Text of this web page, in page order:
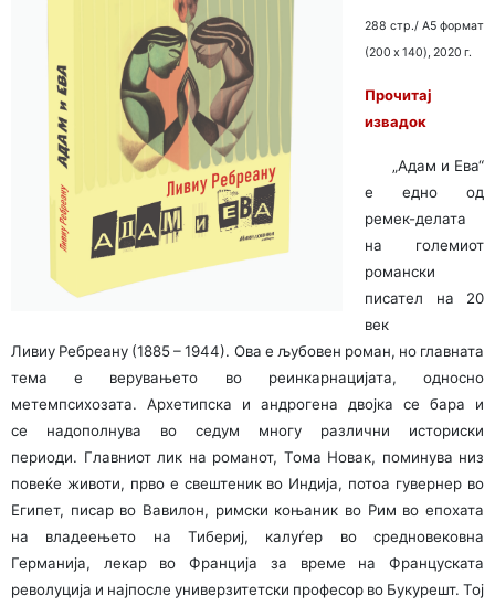
288 стр./ A5 формат
(200 x 140), 2020 г.
Прочитај
извадок
„Адам и Ева“
е едно од
ремек-делата
на големиот
романски
писател на 20
век
Ливиу Ребреану (1885 – 1944). Ова е љубовен роман, но главната
тема е верувањето во реинкарнацијата, односно
метемпсихозата. Архетипска и андрогена двојка се бара и
се надополнува во седум многу различни историски
периоди. Главниот лик на романот, Тома Новак, поминува низ
повеќе животи, прво е свештеник во Индија, потоа гувернер во
Египет, писар во Вавилон, римски коњаник во Рим во епохата
на владеењето на Тибериј, калуѓер во средновековна
Германија, лекар во Франција за време на Француската
револуција и најпосле универзитетски професор во Букурешт. Тој